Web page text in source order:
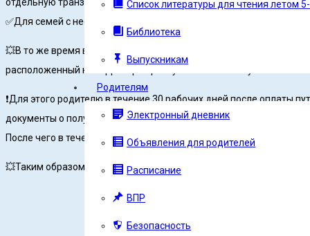
Список литературы для чтения летом 5-
Библиотека
Выпускникам
Родителям
Электронный дневник
Объявления для родителей
Расписание
ВПР
Безопасность
отдельную транзакцию.
✅Для семей с несколькими детьми вернуть половину стоимости
💥В то же время в республике для участников программы
расположенный на территории республики – 30% от
❗️Для этого родителю в течение 30 рабочих дней после оплаты
документы о получении республиканской компенсации в отдел
После чего в течение 15 рабочих будет осуществлен возврат из
💥Таким образом, родитель, купивший путевку по программе